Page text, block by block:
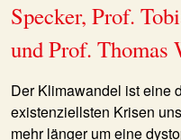
Specker, Prof.
und Prof. Thomas
Der Klimawandel ist eine
existenziellsten Krisen
mehr länger um eine